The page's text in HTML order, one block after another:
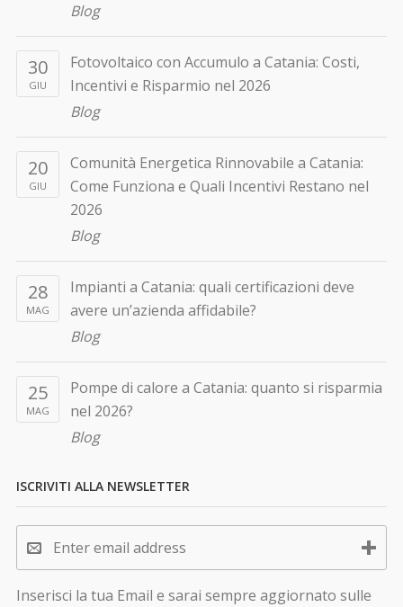
Blog
30
GIU
Fotovoltaico con Accumulo a Catania: Costi,
Incentivi e Risparmio nel 2026
Blog
20
GIU
Comunità Energetica Rinnovabile a Catania:
Come Funziona e Quali Incentivi Restano nel
2026
Blog
28
MAG
Impianti a Catania: quali certificazioni deve
avere un’azienda affidabile?
Blog
25
MAG
Pompe di calore a Catania: quanto si risparmia
nel 2026?
Blog
ISCRIVITI ALLA NEWSLETTER
Inserisci la tua Email e sarai sempre aggiornato sulle